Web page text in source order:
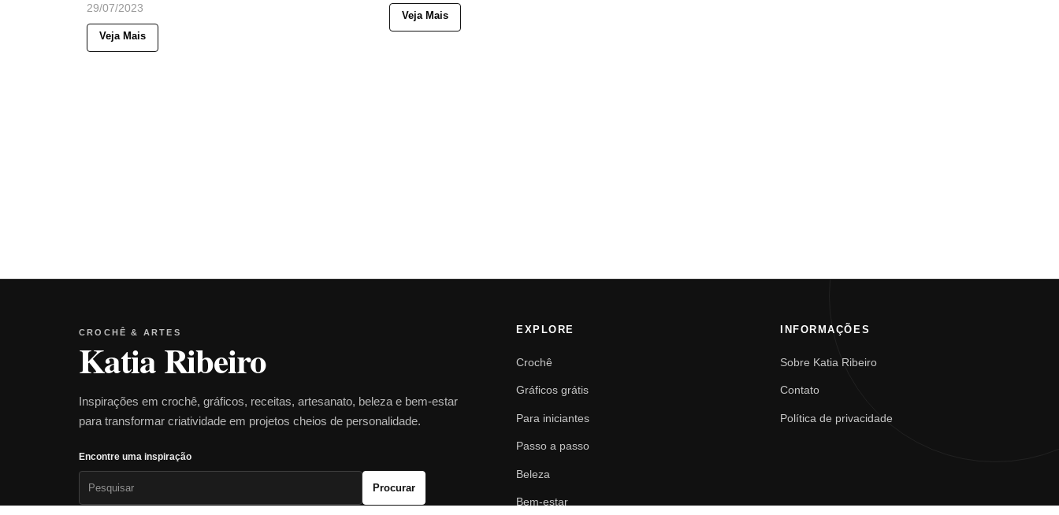
29/07/2023
Veja Mais
Veja Mais
CROCHÊ & ARTES
Katia Ribeiro
Inspirações em crochê, gráficos, receitas, artesanato, beleza e bem-estar
para transformar criatividade em projetos cheios de personalidade.
Encontre uma inspiração
Procurar
EXPLORE
Crochê
Gráficos grátis
Para iniciantes
Passo a passo
Beleza
Bem-estar
INFORMAÇÕES
Sobre Katia Ribeiro
Contato
Política de privacidade